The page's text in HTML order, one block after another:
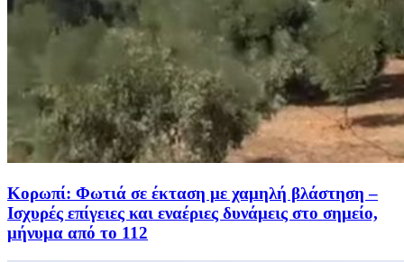
Κορωπί: Φωτιά σε έκταση με χαμηλή βλάστηση –
Ισχυρές επίγειες και εναέριες δυνάμεις στο σημείο,
μήνυμα από το 112